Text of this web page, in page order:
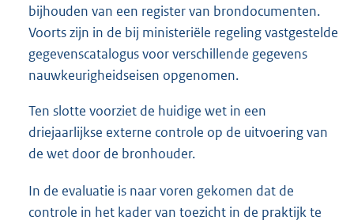
bijhouden van een register van brondocumenten.
Voorts zijn in de bij ministeriële regeling vastgestelde
gegevenscatalogus voor verschillende gegevens
nauwkeurigheidseisen opgenomen.
Ten slotte voorziet de huidige wet in een
driejaarlijkse externe controle op de uitvoering van
de wet door de bronhouder.
In de evaluatie is naar voren gekomen dat de
controle in het kader van toezicht in de praktijk te